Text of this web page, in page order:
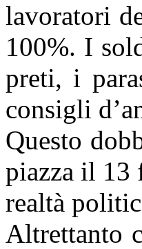
lavoratori
100%. I
preti, i
consigli
Questo
piazza il 13
realtà
Altrettanto